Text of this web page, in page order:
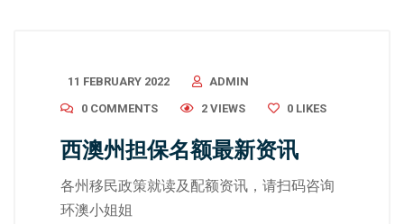
11 FEBRUARY 2022
ADMIN
0 COMMENTS
2 VIEWS 0 LIKES
西澳州担保名额最新资讯
各州移民政策就读及配额资讯，请扫码咨询
环澳小姐姐